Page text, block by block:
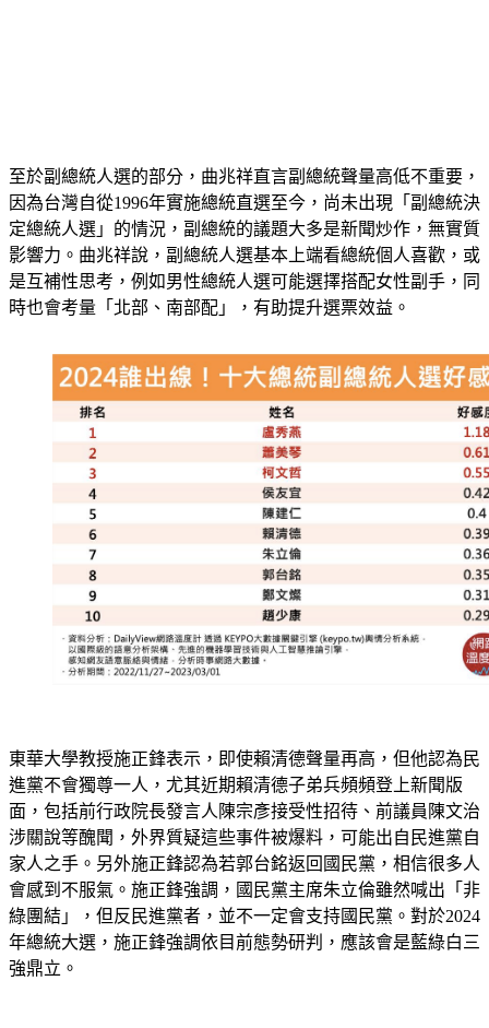
至於副總統人選的部分，曲兆祥直言副總統聲量高低不重要，
因為台灣自從1996年實施總統直選至今，尚未出現「副總統決
定總統人選」的情況，副總統的議題大多是新聞炒作，無實質
影響力。曲兆祥說，副總統人選基本上端看總統個人喜歡，或
是互補性思考，例如男性總統人選可能選擇搭配女性副手，同
時也會考量「北部、南部配」，有助提升選票效益。
東華大學教授施正鋒表示，即使賴清德聲量再高，但他認為民
進黨不會獨尊一人，尤其近期賴清德子弟兵頻頻登上新聞版
面，包括前行政院長發言人陳宗彥接受性招待、前議員陳文治
涉關說等醜聞，外界質疑這些事件被爆料，可能出自民進黨自
家人之手。另外施正鋒認為若郭台銘返回國民黨，相信很多人
會感到不服氣。施正鋒強調，國民黨主席朱立倫雖然喊出「非
綠團結」，但反民進黨者，並不一定會支持國民黨。對於2024
年總統大選，施正鋒強調依目前態勢研判，應該會是藍綠白三
強鼎立。